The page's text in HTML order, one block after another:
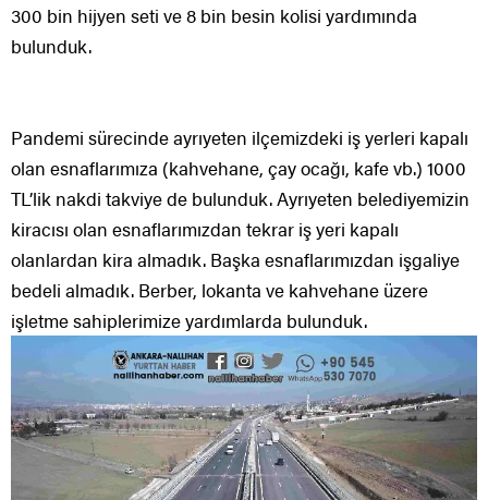
300 bin hijyen seti ve 8 bin besin kolisi yardımında
bulunduk.
Pandemi sürecinde ayrıyeten ilçemizdeki iş yerleri kapalı
olan esnaflarımıza (kahvehane, çay ocağı, kafe vb.) 1000
TL’lik nakdi takviye de bulunduk. Ayrıyeten belediyemizin
kiracısı olan esnaflarımızdan tekrar iş yeri kapalı
olanlardan kira almadık. Başka esnaflarımızdan işgaliye
bedeli almadık. Berber, lokanta ve kahvehane üzere
işletme sahiplerimize yardımlarda bulunduk.